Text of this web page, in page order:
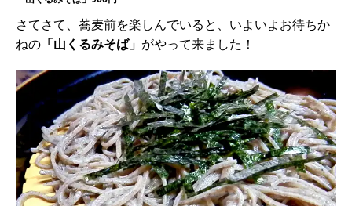
さてさて、蕎麦前を楽しんでいると、いよいよお待ちか
ねの 「山くるみそば」 がやって来ました！